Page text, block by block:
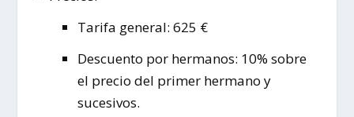
Tarifa general: 625 €
Descuento por hermanos: 10% sobre
el precio del primer hermano y
sucesivos.